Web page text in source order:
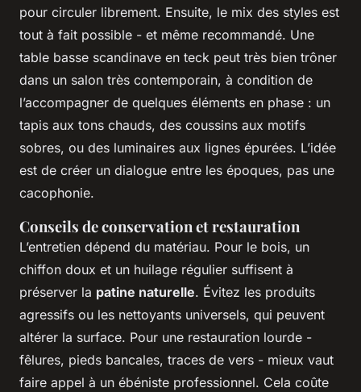
pour circuler librement. Ensuite, le mix des styles est
tout à fait possible - et même recommandé. Une
table basse scandinave en teck peut très bien trôner
dans un salon très contemporain, à condition de
l’accompagner de quelques éléments en phase : un
tapis aux tons chauds, des coussins aux motifs
sobres, ou des luminaires aux lignes épurées. L’idée
est de créer un dialogue entre les époques, pas une
cacophonie.
Conseils de conservation et restauration
L’entretien dépend du matériau. Pour le bois, un
chiffon doux et un huilage régulier suffisent à
préserver la patine naturelle. Évitez les produits
agressifs ou les nettoyants universels, qui peuvent
altérer la surface. Pour une restauration lourde -
fêlures, pieds bancales, traces de vers - mieux vaut
faire appel à un ébéniste professionnel. Cela coûte